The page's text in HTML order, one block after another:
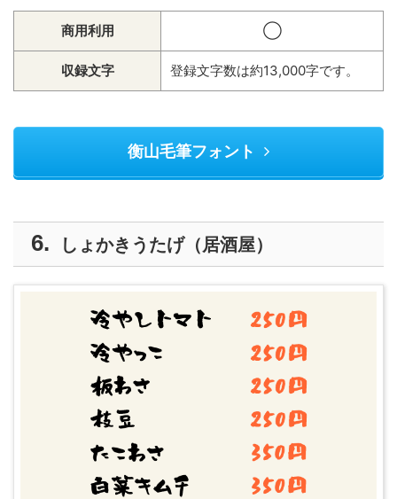
商用利用 ◯
収録文字 登録文字数は約13,000字です。
衡山毛筆フォント
しょかきうたげ（居酒屋）